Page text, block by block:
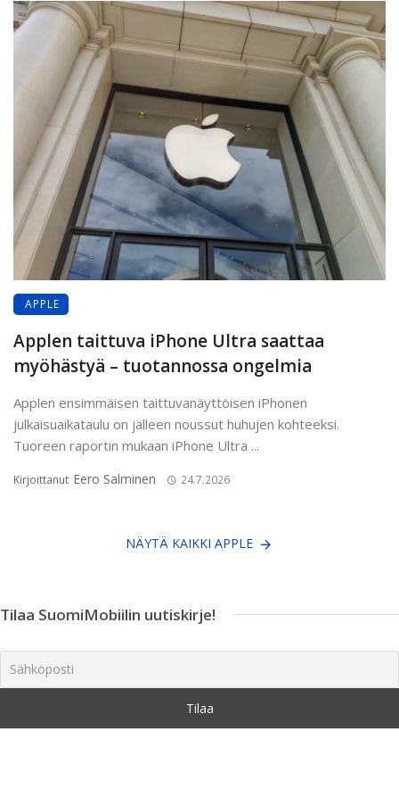
APPLE
Applen taittuva iPhone Ultra saattaa
myöhästyä – tuotannossa ongelmia
Applen ensimmäisen taittuvanäyttöisen iPhonen
julkaisuaikataulu on jälleen noussut huhujen kohteeksi.
Tuoreen raportin mukaan iPhone Ultra ...
Kirjoittanut Eero Salminen 24.7.2026
NÄYTÄ KAIKKI APPLE
Tilaa SuomiMobiilin uutiskirje!